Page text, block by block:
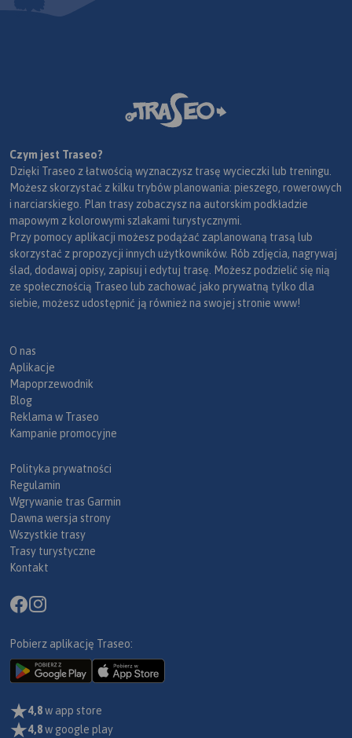
Czym jest Traseo?
Dzięki Traseo z łatwością wyznaczysz trasę wycieczki lub treningu.
Możesz skorzystać z kilku trybów planowania: pieszego, rowerowych
i narciarskiego. Plan trasy zobaczysz na autorskim podkładzie
mapowym z kolorowymi szlakami turystycznymi.
Przy pomocy aplikacji możesz podążać zaplanowaną trasą lub
skorzystać z propozycji innych użytkowników. Rób zdjęcia, nagrywaj
ślad, dodawaj opisy, zapisuj i edytuj trasę. Możesz podzielić się nią
ze społecznością Traseo lub zachować jako prywatną tylko dla
siebie, możesz udostępnić ją również na swojej stronie www!
O nas
Aplikacje
Mapoprzewodnik
Blog
Reklama w Traseo
Kampanie promocyjne
Polityka prywatności
Regulamin
Wgrywanie tras Garmin
Dawna wersja strony
Wszystkie trasy
Trasy turystyczne
Kontakt
Pobierz aplikację Traseo:
4,8w app store
4,8w google play